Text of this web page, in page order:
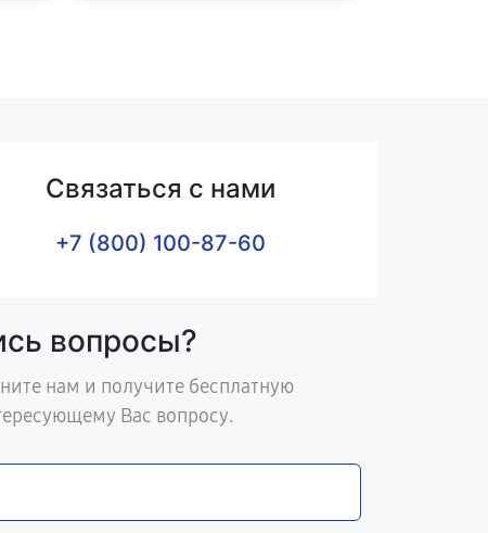
Связаться с нами
+7 (800) 100-87-60
вопросы?
нам и получите бесплатную
Вас вопросу.